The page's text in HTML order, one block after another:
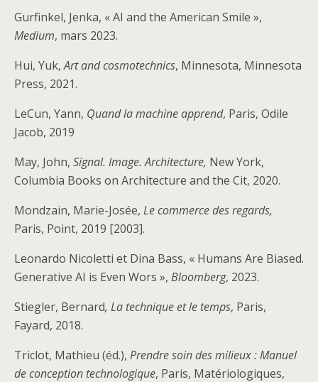
Gurfinkel, Jenka, « AI and the American Smile »,
Medium, mars 2023.
Hui, Yuk,Art and cosmotechnics, Minnesota, Minnesota
Press, 2021.
LeCun, Yann, Quand la machine apprend, Paris, Odile
Jacob, 2019
May, John, Signal. Image. Architecture, New York,
Columbia Books on Architecture and the Cit, 2020.
Mondzain, Marie-Josée, Le commerce des regards,
Paris, Point, 2019 [2003].
Leonardo Nicoletti et Dina Bass, « Humans Are Biased.
Generative AI is Even Wors », Bloomberg, 2023.
Stiegler, Bernard, La technique et le temps, Paris,
Fayard, 2018.
Triclot, Mathieu (éd.), Prendre soin des milieux : Manuel
de conception technologique, Paris, Matériologiques,